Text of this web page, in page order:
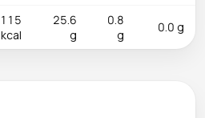
115
kcal
25.6
g
0.8
g
0.0 g